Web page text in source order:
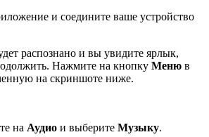
и соедините ваше устройство
распознано и вы увидите ярлык,
Нажмите на кнопку Меню в
на скриншоте ниже.
на Аудио и выберите Музыку.